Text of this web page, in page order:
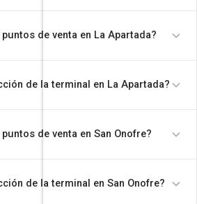
de venta en La Apartada?
de la terminal en La Apartada?
de venta en San Onofre?
de la terminal en San Onofre?